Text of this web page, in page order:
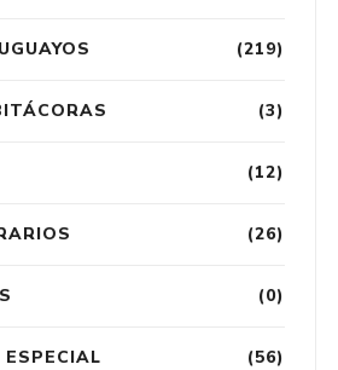
(219)
(3)
(12)
(26)
(0)
(56)